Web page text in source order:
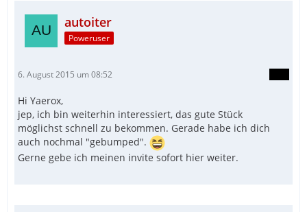
autoiter
Poweruser
6. August 2015 um 08:52
Hi Yaerox,
jep, ich bin weiterhin interessiert, das gute Stück
möglichst schnell zu bekommen. Gerade habe ich dich
auch nochmal "gebumped".
Gerne gebe ich meinen invite sofort hier weiter.